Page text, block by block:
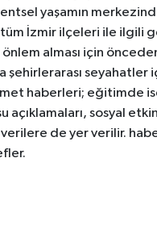
yaşamın
tüm İzmir ilçeleri ile ilgili
alması için
şehirlerarası seyahatler
haberleri; eğitimde
sosyal
de yer verilir.